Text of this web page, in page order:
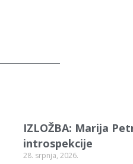
IZLOŽBA: Marija
introspekcije
28. srpnja, 2026.